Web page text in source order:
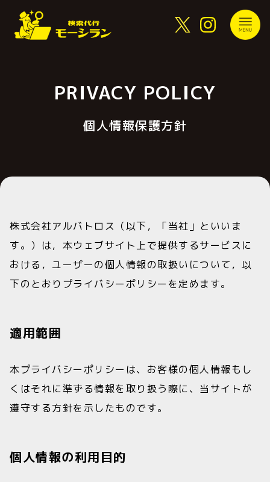
PRIVACY POLICY
個人情報保護方針
株式会社アルバトロス（以下，「当社」といいま
す。）は，本ウェブサイト上で提供するサービスに
おける，ユーザーの個人情報の取扱いについて，以
下のとおりプライバシーポリシーを定めます。
適用範囲
本プライバシーポリシーは、お客様の個人情報もし
くはそれに準ずる情報を取り扱う際に、当サイトが
遵守する方針を示したものです。
個人情報の利用目的